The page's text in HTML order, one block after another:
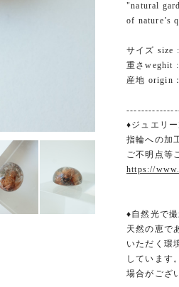
"natural
of nature’s
サイズ size
重さweghit
産地 origin
♦ジュエリ
指輪への加
ご不明点等
https://
♦自然光で
天然の恵で
いただく環
しています
場合がござ